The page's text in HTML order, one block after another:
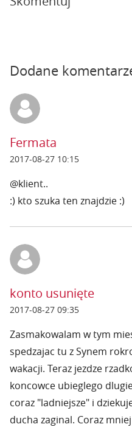
Dodane
Fermata
2017-08-27 10:15
@klient..
:) kto szuka ten znajdzie :)
konto usunięte
2017-08-27 09:35
Zasmakowalam w tym
spedzajac tu z Synem
wakacji. Teraz jezdze
koncowce ubieglego
coraz "ladniejsze" i
ducha zaginal. Coraz